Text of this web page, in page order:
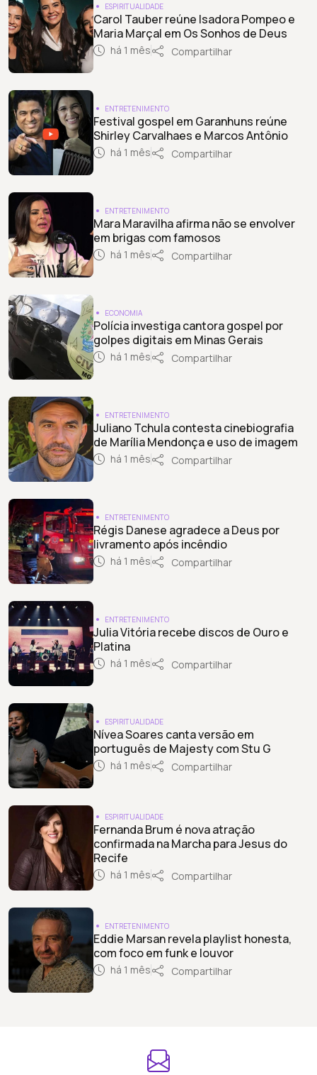
ESPIRITUALIDADE
Carol Tauber reúne Isadora Pompeo e
Maria Marçal em Os Sonhos de Deus
há 1 mês Compartilhar
ENTRETENIMENTO
Festival gospel em Garanhuns reúne
Shirley Carvalhaes e Marcos Antônio
há 1 mês Compartilhar
ENTRETENIMENTO
Mara Maravilha afirma não se envolver
em brigas com famosos
há 1 mês Compartilhar
ECONOMIA
Polícia investiga cantora gospel por
golpes digitais em Minas Gerais
há 1 mês Compartilhar
ENTRETENIMENTO
Juliano Tchula contesta cinebiografia
de Marília Mendonça e uso de imagem
há 1 mês Compartilhar
ENTRETENIMENTO
Régis Danese agradece a Deus por
livramento após incêndio
há 1 mês Compartilhar
ENTRETENIMENTO
Julia Vitória recebe discos de Ouro e
Platina
há 1 mês Compartilhar
ESPIRITUALIDADE
Nívea Soares canta versão em
português de Majesty com Stu G
há 1 mês Compartilhar
ESPIRITUALIDADE
Fernanda Brum é nova atração
confirmada na Marcha para Jesus do
Recife
há 1 mês Compartilhar
ENTRETENIMENTO
Eddie Marsan revela playlist honesta,
com foco em funk e louvor
há 1 mês Compartilhar